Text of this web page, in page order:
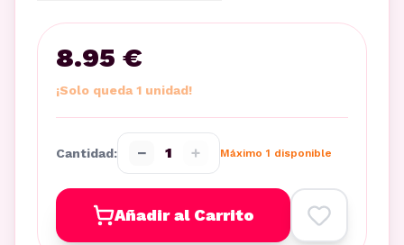
8.95 €
¡Solo queda 1 unidad!
Cantidad: − 1 + Máximo 1 disponible
Añadir al Carrito